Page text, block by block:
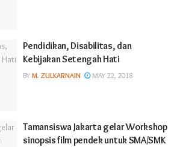
Pendidikan, Disabilitas, dan
Kebijakan Setengah Hati
BY M. ZULKARNAIN MAY 22, 2018
Tamansiswa Jakarta gelar Workshop
sinopsis film pendek untuk SMA/SMK